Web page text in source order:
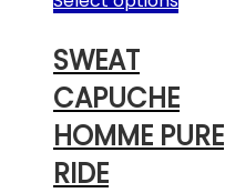
SWEAT
CAPUCHE
HOMME PURE
RIDE